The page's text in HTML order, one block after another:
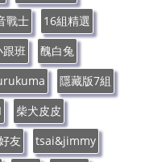
戰士
16組精選
跟班
醜白兔
隱藏版7組
柴犬皮皮
友
tsai&jimmy